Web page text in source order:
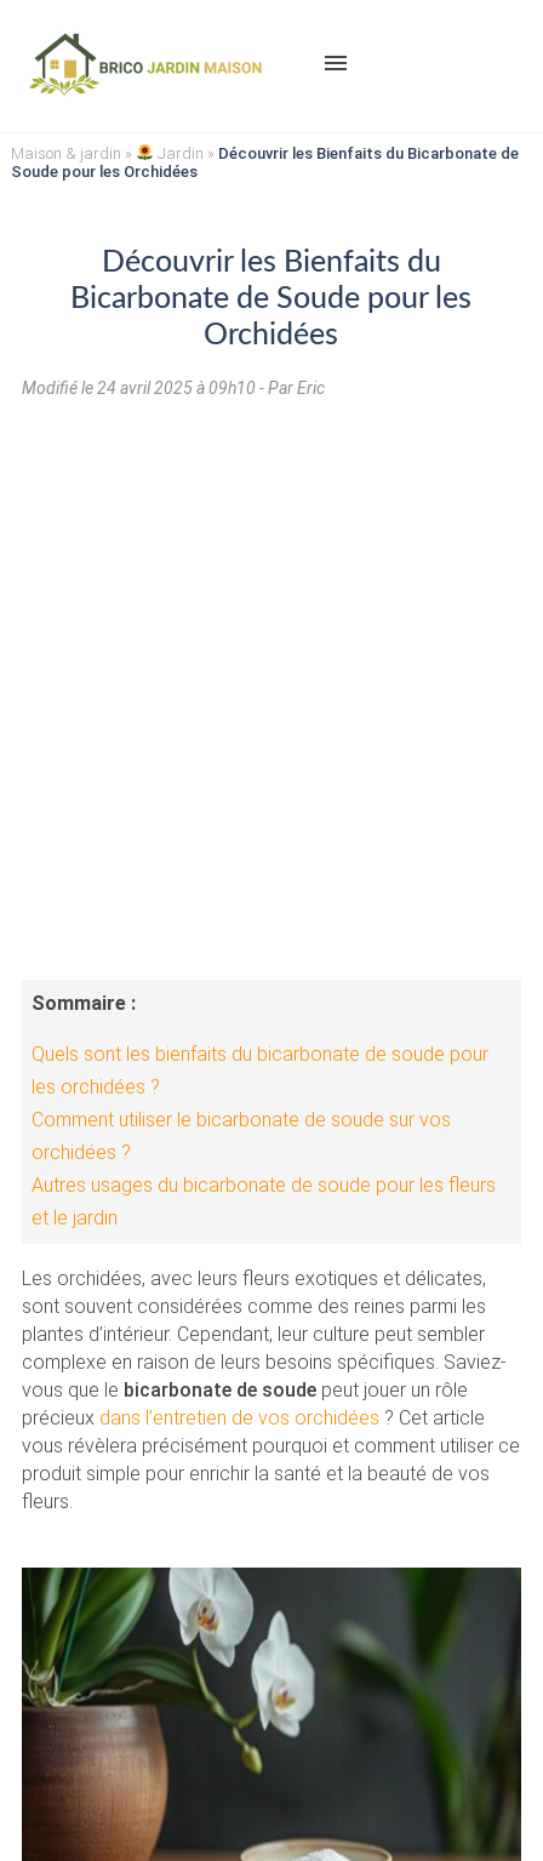
menu
Maison & jardin » Jardin » Découvrir les Bienfaits du Bicarbonate de
Soude pour les Orchidées
Découvrir les Bienfaits du
Bicarbonate de Soude pour les
Orchidées
Modifié le24 avril 2025 à 09h10 - Par Eric
Sommaire :
Quels sont les bienfaits du bicarbonate de soude pour
les orchidées ?
Comment utiliser le bicarbonate de soude sur vos
orchidées ?
Autres usages du bicarbonate de soude pour les fleurs
et le jardin
Les orchidées, avec leurs fleurs exotiques et délicates,
sont souvent considérées comme des reines parmi les
plantes d’intérieur. Cependant, leur culture peut sembler
complexe en raison de leurs besoins spécifiques. Saviez-
vous que le bicarbonate de soudepeut jouer un rôle
précieux dans l’entretien de vos orchidées ? Cet article
vous révèlera précisément pourquoi et comment utiliser ce
produit simple pour enrichir la santé et la beauté de vos
fleurs.